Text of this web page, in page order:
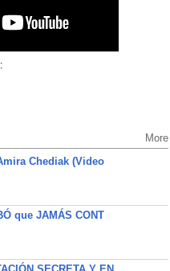
More
Chediak (Video
que JAMÁS CONT